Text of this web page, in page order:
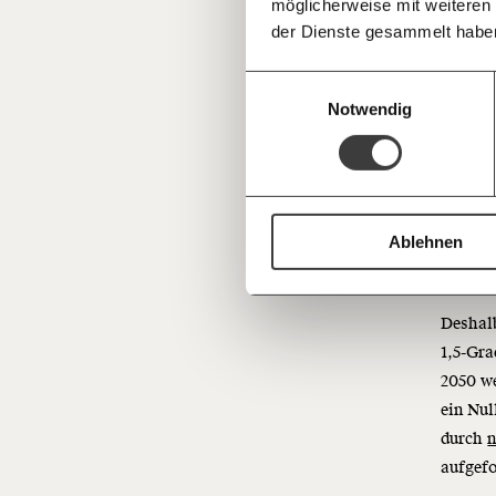
möglicherweise mit
der Dienste gesammelt
Notwendig
Ablehnen
Deine Spende absetzen:Fragen und
1,5-
2050
ein
durch